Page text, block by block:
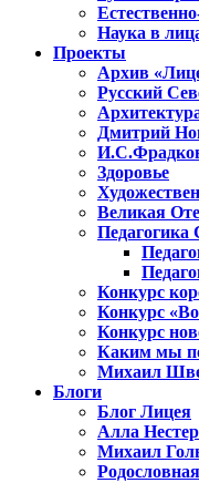
Наука в
Проекты
Архив
Русский
Дмитрий
Здоровье
Великая
Педагогика
Конкурс
Конкурс «Во
Конкурс
Каким мы
Михаил
Блоги
Блог Лицея
Алла
Михаил